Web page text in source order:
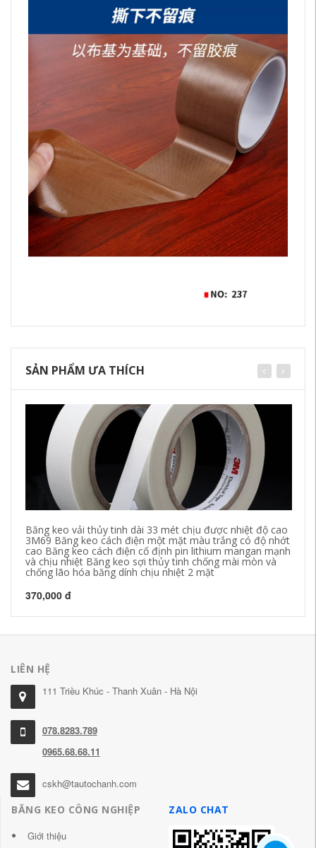
SẢN PHẨM ƯA THÍCH
Băng keo vải thủy tinh dài 33 mét chịu được nhiệt độ cao
3M69 Băng keo cách điện một mặt màu trắng có độ nhớt
cao Băng keo cách điện cố định pin lithium mangan mạnh
và chịu nhiệt Băng keo sợi thủy tinh chống mài mòn và
chống lão hóa băng dính chịu nhiệt 2 mặt
370,000 đ
LIÊN HỆ
111 Triều Khúc - Thanh Xuân - Hà Nội
078.8283.789
0965.68.68.11
cskh@tautochanh.com
BĂNG KEO CÔNG NGHIỆP
Giới thiệu
ZALO CHAT